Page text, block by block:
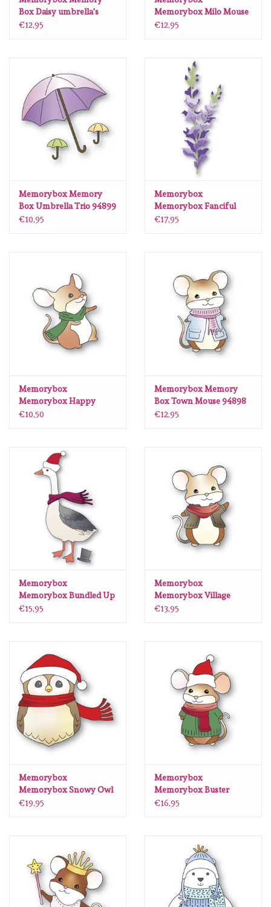
Embellishment/bedeltjes
diversen
embossingpoeders
Lint
stansmachine en toebehoren
schudmateriaal
Magnolia
OLO Markers
Impronte D'autore
Uitverkoop
Siliconen mal
Dress My Craft
Uniquely Creative
Juffrouw Muis
Memorybox
Geschenkgutscheine
Box Daisy umbrella's
94895
€12,95
Memorybox Milo Mouse
craft die
€12,95
Memorybox Memory
Box Umbrella Trio 94899
€10,95
Memorybox
Memorybox Fanciful
Gladiola Stem craft die
€17,95
Memorybox
Memorybox Happy
Mouse craft die
€10,50
Memorybox Memory
Box Town Mouse 94898
€12,95
Memorybox
Memorybox Bundled Up
Goose craft die 94829
€15,95
Memorybox
Memorybox Village
Mouse craft die
€13,95
Memorybox
Memorybox Snowy Owl
craft die 94911
€19,95
Memorybox
Memorybox Buster
Mouse Craft Die
€16,95